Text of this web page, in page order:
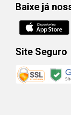
Baixe já
Site Seguro